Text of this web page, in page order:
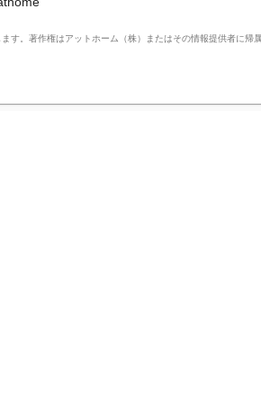
。著作権はアットホーム（株）またはその情報提供者に帰属